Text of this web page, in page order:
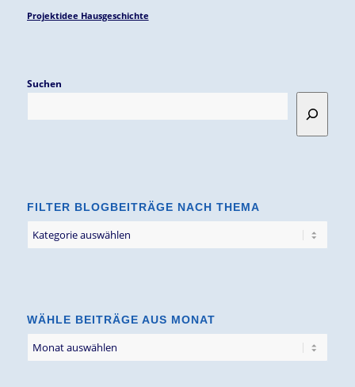
Projektidee Hausgeschichte
Suchen
FILTER BLOGBEITRÄGE NACH THEMA
Blogbeiträge
WÄHLE BEITRÄGE AUS MONAT